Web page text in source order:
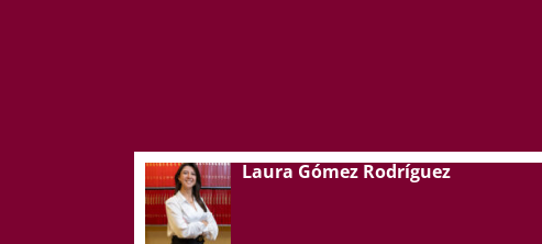
Laura Gómez Rodríguez